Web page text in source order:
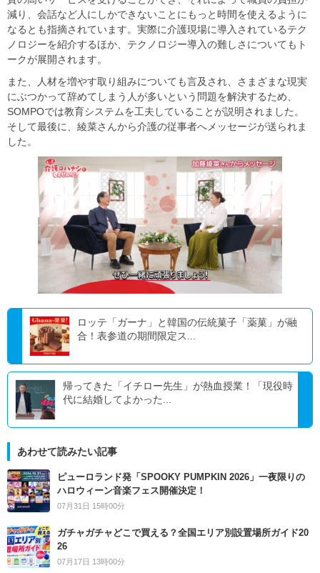
減り、会話など人にしかできないことにもっと時間を使えるように
なるとも指摘されています。実際に介護現場に導入されているテク
ノロジーを紹介するほか、テクノロジー導入の難しさについてもト
ークが展開されます。
また、人材を増やす取り組みについても言及され、さまざまな現実
にぶつかって辞めてしまう人が多いという問題を解決するため、
SOMPOでは教育システムを工夫していることが説明されました。
そして最後に、綾菜さんから介護の従事者へメッセージが送られま
した。
ロッテ「ガーナ」と韓国の伝統菓子「薬菓」が融
合！表参道の期間限定ス...
帰ってきた「イチロー先生」が熱血授業！「現役時
代に結婚してよかった...
あわせて読みたい記事
ピューロランド発「SPOOKY PUMPKIN 2026」一夜限りの
ハロウィーン音楽フェス開催決定！
07月31日 15時00分
ガチャガチャどこで買える？全国エリア別設置場所ガイド20
26
07月17日 13時00分